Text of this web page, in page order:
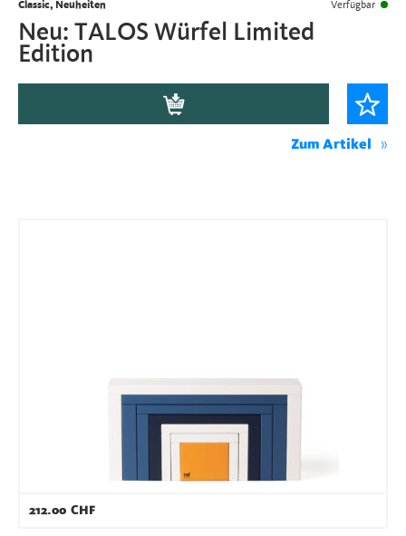
Classic, Neuheiten Verfügbar
Neu: TALOS Würfel Limited
Edition
Zum Artikel
212.00 CHF